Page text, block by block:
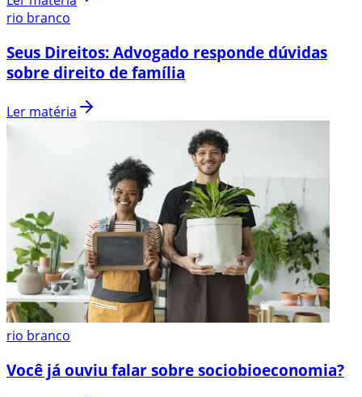
rio branco
Seus Direitos: Advogado responde dúvidas
sobre direito de família
Ler matéria
rio branco
Você já ouviu falar sobre sociobioeconomia?